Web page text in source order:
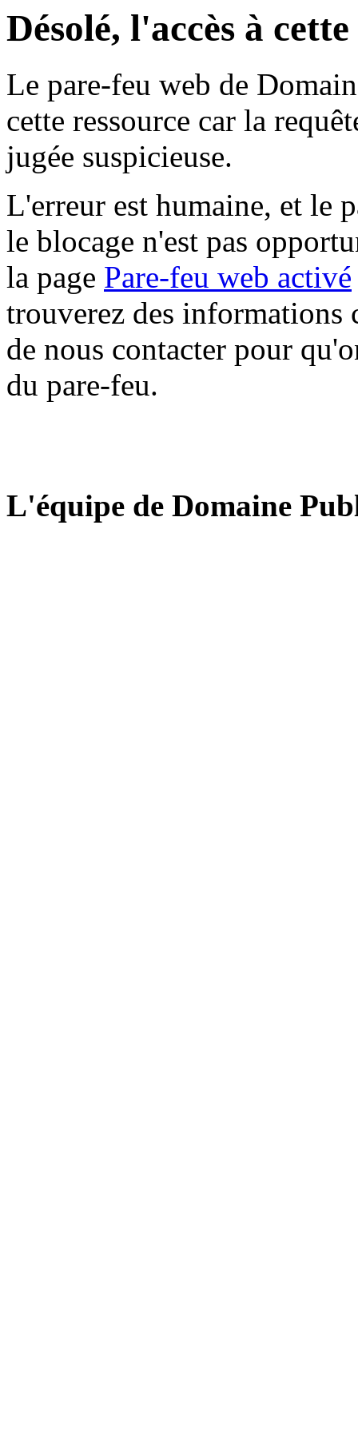
Désolé, l'accès à
Le pare-feu web de
cette ressource car la
jugée suspicieuse.
L'erreur est humaine, et le
le blocage n'est pas
la page Pare-feu web activé
trouverez des informations
de nous contacter pour
du pare-feu.
L'équipe de Domaine